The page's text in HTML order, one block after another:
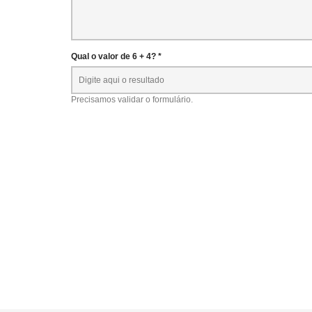
Qual o valor de 6 + 4? *
Precisamos validar o formulário.